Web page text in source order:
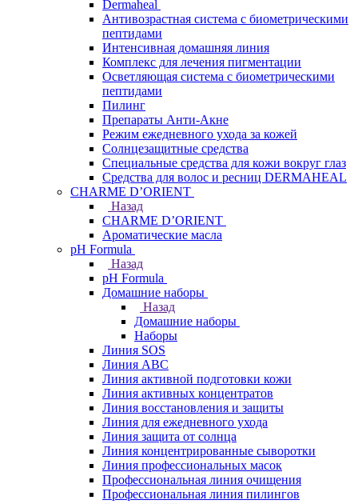
Dermaheal
Антивозрастная система с биометрическими
пептидами
Интенсивная домашняя линия
Комплекс для лечения пигментации
Осветляющая система с биометрическими
пептидами
Пилинг
Препараты Анти-Акне
Режим ежедневного ухода за кожей
Солнцезащитные средства
Специальные средства для кожи вокруг глаз
Средства для волос и ресниц DERMAHEAL
CHARME D’ORIENT
Назад
CHARME D’ORIENT
Ароматические масла
pH Formula
Назад
pH Formula
Домашние наборы
Назад
Домашние наборы
Наборы
Линия SOS
Линия АВС
Линия активной подготовки кожи
Линия активных концентратов
Линия восстановления и защиты
Линия для ежедневного ухода
Линия защита от солнца
Линия концентрированные сыворотки
Линия профессиональных масок
Профессиональная линия очищения
Профессиональная линия пилингов